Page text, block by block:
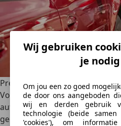
Wij gebruiken
je
Om jou een zo goed
de door ons aangeboden
wij en derden gebruik
technologie (beide
'cookies'), om
Preventietips om auto-
Voorkomen is beter dan
auto-ongelukken. Hoewel je
gedrag van andere